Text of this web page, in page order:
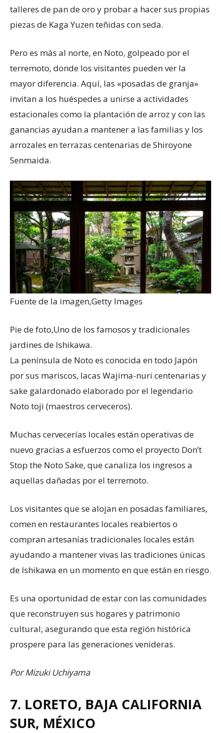
talleres de pan de oro y probar a hacer sus propias
piezas de Kaga Yuzen teñidas con seda.
Pero es más al norte, en Noto, golpeado por el
terremoto, donde los visitantes pueden ver la
mayor diferencia. Aquí, las «posadas de granja»
invitan a los huéspedes a unirse a actividades
estacionales como la plantación de arroz y con las
ganancias ayudan a mantener a las familias y los
arrozales en terrazas centenarias de Shiroyone
Senmaida.
Fuente de la imagen,Getty Images
Pie de foto,Uno de los famosos y tradicionales
jardines de Ishikawa.
La península de Noto es conocida en todo Japón
por sus mariscos, lacas Wajima-nuri centenarias y
sake galardonado elaborado por el legendario
Noto toji (maestros cerveceros).
Muchas cervecerías locales están operativas de
nuevo gracias a esfuerzos como el proyecto Don’t
Stop the Noto Sake, que canaliza los ingresos a
aquellas dañadas por el terremoto.
Los visitantes que se alojan en posadas familiares,
comen en restaurantes locales reabiertos o
compran artesanías tradicionales locales están
ayudando a mantener vivas las tradiciones únicas
de Ishikawa en un momento en que están en riesgo.
Es una oportunidad de estar con las comunidades
que reconstruyen sus hogares y patrimonio
cultural, asegurando que esta región histórica
prospere para las generaciones venideras.
Por Mizuki Uchiyama
7. LORETO, BAJA CALIFORNIA
SUR, MÉXICO